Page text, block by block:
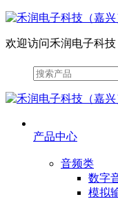
欢迎访问禾润电子科技
产品中心
音频类
数字
模拟